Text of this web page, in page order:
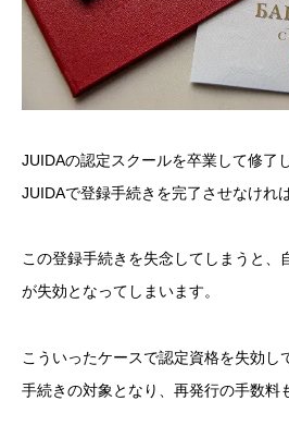
JUIDAの認定スクールを卒業して修了
JUIDAで登録手続きを完了させなけれ
この登録手続きを失念してしまうと、
が失効となってしまいます。
こういったケースで認定資格を失効し
手続きの対象となり、再発行の手数料